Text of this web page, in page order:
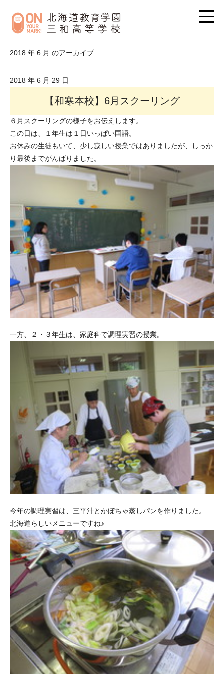
2018 年 6 月 のアーカイブ
2018 年 6 月 29 日
【和寒本校】6月スクーリング
６月スクーリングの様子をお伝えします。
この日は、１年生は１日いっぱい国語。
お休みの生徒もいて、少し寂しい授業ではありましたが、しっか
り最後までがんばりました。
一方、２・３年生は、家庭科で調理実習の授業。
今年の調理実習は、三平汁とかぼちゃ蒸しパンを作りました。
北海道らしいメニューですね♪